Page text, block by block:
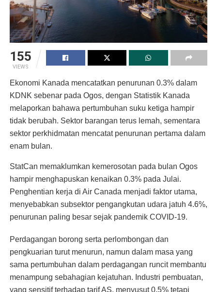
155
VIEWS
Ekonomi Kanada mencatatkan penurunan 0.3% dalam
KDNK sebenar pada Ogos, dengan Statistik Kanada
melaporkan bahawa pertumbuhan suku ketiga hampir
tidak berubah. Sektor barangan terus lemah, sementara
sektor perkhidmatan mencatat penurunan pertama dalam
enam bulan.
StatCan memaklumkan kemerosotan pada bulan Ogos
hampir menghapuskan kenaikan 0.3% pada Julai.
Penghentian kerja di Air Canada menjadi faktor utama,
menyebabkan subsektor pengangkutan udara jatuh 4.6%,
penurunan paling besar sejak pandemik COVID-19.
Perdagangan borong serta perlombongan dan
pengkuarian turut menurun, namun dalam masa yang
sama pertumbuhan dalam perdagangan runcit membantu
menampung sebahagian kejatuhan. Industri pembuatan,
yang sensitif terhadap tarif AS, menyusut 0.5% tetapi